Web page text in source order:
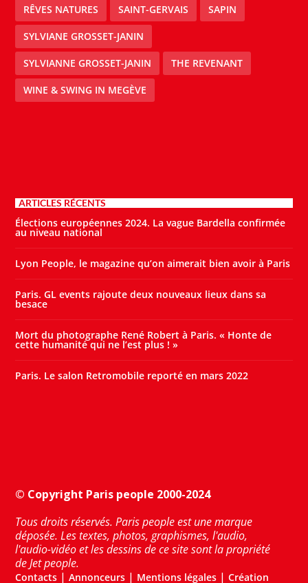
RÊVES NATURES SAINT-GERVAIS SAPIN
SYLVIANE GROSSET-JANIN
SYLVIANNE GROSSET-JANIN THE REVENANT
WINE & SWING IN MEGÈVE
ARTICLES RÉCENTS
Élections européennes 2024. La vague Bardella confirmée
au niveau national
Lyon People, le magazine qu’on aimerait bien avoir à Paris
Paris. GL events rajoute deux nouveaux lieux dans sa
besace
Mort du photographe René Robert à Paris. « Honte de
cette humanité qui ne l’est plus ! »
Paris. Le salon Retromobile reporté en mars 2022
© Copyright Paris people 2000-2024
Tous droits réservés. Paris people est une marque
déposée. Les textes, photos, graphismes, l'audio,
l'audio-vidéo et les dessins de ce site sont la propriété
de Jet people.
Contacts |Annonceurs | Mentions légales |Création